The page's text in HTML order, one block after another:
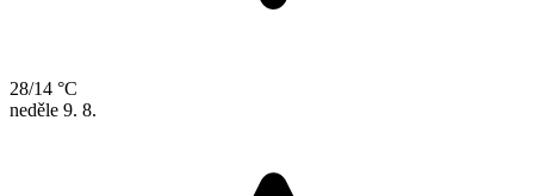
28/14 °C
neděle 9. 8.